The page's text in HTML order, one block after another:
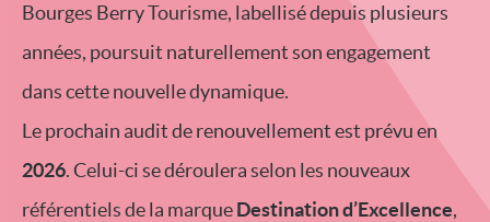
Bourges Berry Tourisme, labellisé depuis plusieurs
années, poursuit naturellement son engagement
dans cette nouvelle dynamique.
Le prochain audit de renouvellement est prévu en
2026. Celui-ci se déroulera selon les nouveaux
référentiels de la marqueDestination d’Excellence,